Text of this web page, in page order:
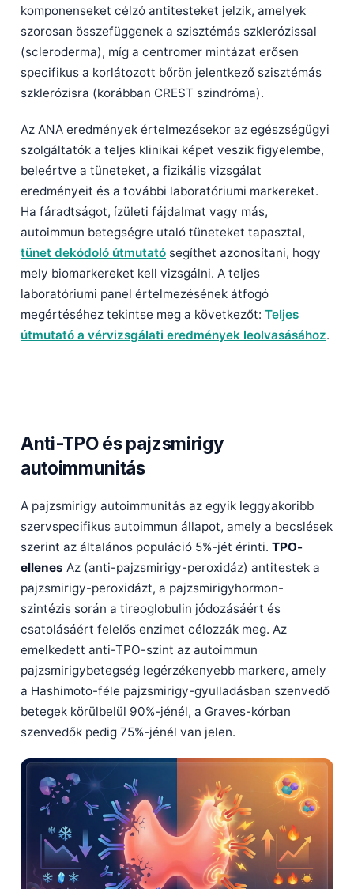
komponenseket célzó antitesteket jelzik, amelyek
szorosan összefüggenek a szisztémás szklerózissal
(scleroderma), míg a centromer mintázat erősen
specifikus a korlátozott bőrön jelentkező szisztémás
szklerózisra (korábban CREST szindróma).
Az ANA eredmények értelmezésekor az egészségügyi
szolgáltatók a teljes klinikai képet veszik figyelembe,
beleértve a tüneteket, a fizikális vizsgálat
eredményeit és a további laboratóriumi markereket.
Ha fáradtságot, ízületi fájdalmat vagy más,
autoimmun betegségre utaló tüneteket tapasztal,
tünet dekódoló útmutató segíthet azonosítani, hogy
mely biomarkereket kell vizsgálni. A teljes
laboratóriumi panel értelmezésének átfogó
megértéséhez tekintse meg a következőt: Teljes
útmutató a vérvizsgálati eredmények leolvasásához.
Anti-TPO és pajzsmirigy
autoimmunitás
A pajzsmirigy autoimmunitás az egyik leggyakoribb
szervspecifikus autoimmun állapot, amely a becslések
szerint az általános populáció 5%-jét érinti. TPO-
ellenes Az (anti-pajzsmirigy-peroxidáz) antitestek a
pajzsmirigy-peroxidázt, a pajzsmirigyhormon-
szintézis során a tireoglobulin jódozásáért és
csatolásáért felelős enzimet célozzák meg. Az
emelkedett anti-TPO-szint az autoimmun
pajzsmirigybetegség legérzékenyebb markere, amely
a Hashimoto-féle pajzsmirigy-gyulladásban szenvedő
betegek körülbelül 90%-jénél, a Graves-kórban
szenvedők pedig 75%-jénél van jelen.
Cebuano
ئۇيغۇرچە
Кыргызча
Татар теле
Беларуская мова
Frysk
Ślōnskŏ gŏdka
Norsk bokmål